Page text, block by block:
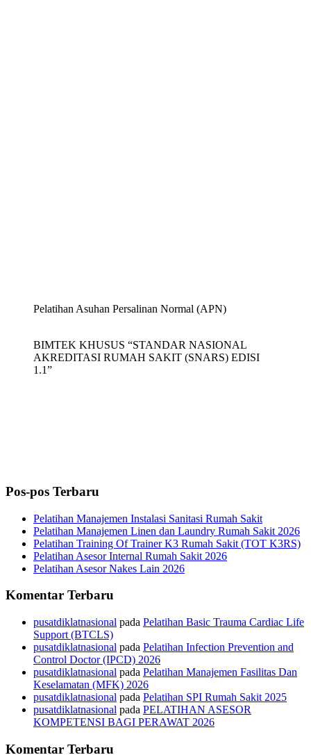
Pelatihan Asuhan Persalinan Normal (APN)
BIMTEK KHUSUS “STANDAR NASIONAL
AKREDITASI RUMAH SAKIT (SNARS) EDISI
1.1”
Pos-pos Terbaru
Pelatihan Manajemen Instalasi Sanitasi Rumah Sakit
Pelatihan Manajemen Linen dan Laundry Rumah Sakit 2026
Pelatihan Training Of Trainer K3 Rumah Sakit (TOT K3RS)
Pelatihan Asesor Internal Rumah Sakit 2026
Pelatihan Asesor Nakes Lain 2026
Komentar Terbaru
pusatdiklatnasional pada Pelatihan Basic Trauma Cardiac Life
Support (BTCLS)
pusatdiklatnasional pada Pelatihan Infection Prevention and
Control Doctor (IPCD) 2026
pusatdiklatnasional pada Pelatihan Manajemen Fasilitas Dan
Keselamatan (MFK) 2026
pusatdiklatnasional pada Pelatihan SPI Rumah Sakit 2025
pusatdiklatnasional pada PELATIHAN ASESOR
KOMPETENSI BAGI PERAWAT 2026
Komentar Terbaru